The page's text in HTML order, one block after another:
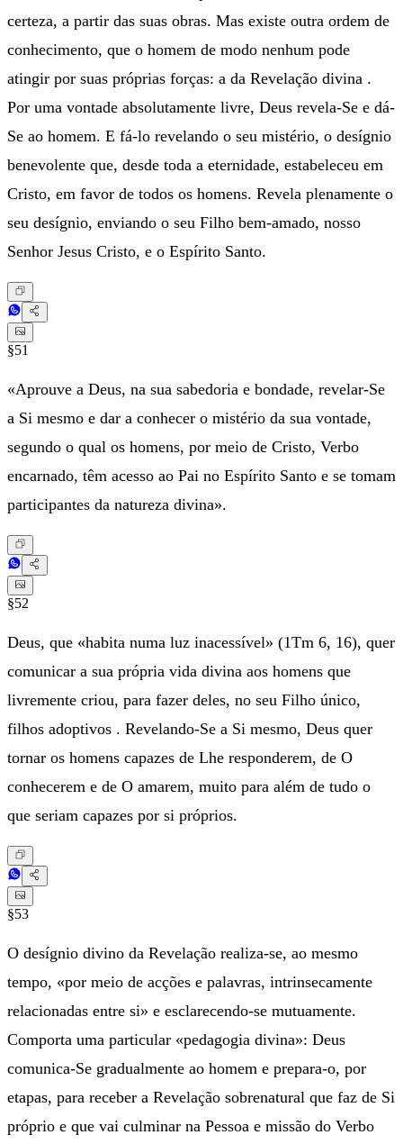
certeza, a partir das suas obras. Mas existe outra ordem de
conhecimento, que o homem de modo nenhum pode
atingir por suas próprias forças: a da Revelação divina .
Por uma vontade absolutamente livre, Deus revela-Se e dá-
Se ao homem. E fá-lo revelando o seu mistério, o desígnio
benevolente que, desde toda a eternidade, estabeleceu em
Cristo, em favor de todos os homens. Revela plenamente o
seu desígnio, enviando o seu Filho bem-amado, nosso
Senhor Jesus Cristo, e o Espírito Santo.
§51
«Aprouve a Deus, na sua sabedoria e bondade, revelar-Se
a Si mesmo e dar a conhecer o mistério da sua vontade,
segundo o qual os homens, por meio de Cristo, Verbo
encarnado, têm acesso ao Pai no Espírito Santo e se tomam
participantes da natureza divina».
§52
Deus, que «habita numa luz inacessível» (1Tm 6, 16), quer
comunicar a sua própria vida divina aos homens que
livremente criou, para fazer deles, no seu Filho único,
filhos adoptivos . Revelando-Se a Si mesmo, Deus quer
tornar os homens capazes de Lhe responderem, de O
conhecerem e de O amarem, muito para além de tudo o
que seriam capazes por si próprios.
§53
O desígnio divino da Revelação realiza-se, ao mesmo
tempo, «por meio de acções e palavras, intrinsecamente
relacionadas entre si» e esclarecendo-se mutuamente.
Comporta uma particular «pedagogia divina»: Deus
comunica-Se gradualmente ao homem e prepara-o, por
etapas, para receber a Revelação sobrenatural que faz de Si
próprio e que vai culminar na Pessoa e missão do Verbo